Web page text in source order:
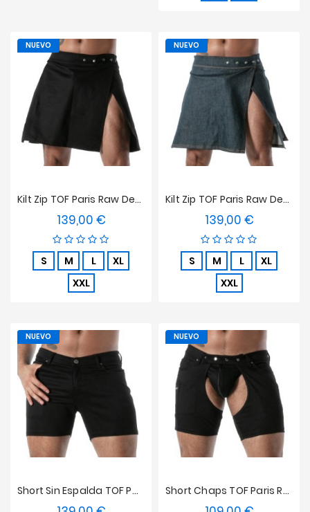
Kilt Zip TOF Paris Raw Denim - Negro
139,00 €Precio
S M L
XL
XXL
NUEVO
Kilt Zip TOF Paris Raw Denim - Azul
139,00 €Precio
S M L
XL
XXL
NUEVO
Short Sin Espalda TOF Paris Denim Crudo - Negro
NUEVO
Short Chaps TOF Paris Raw Denim - Negro
NUEVO